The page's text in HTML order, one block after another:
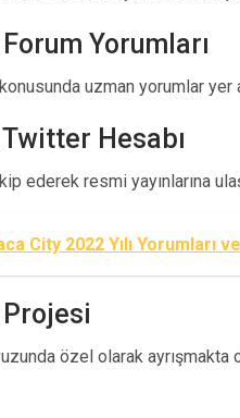
Yorumları
uzman yorumlar yer
Hesabı
ederek resmi yayınlarına
City 2022 Yılı Yorumları
özel olarak